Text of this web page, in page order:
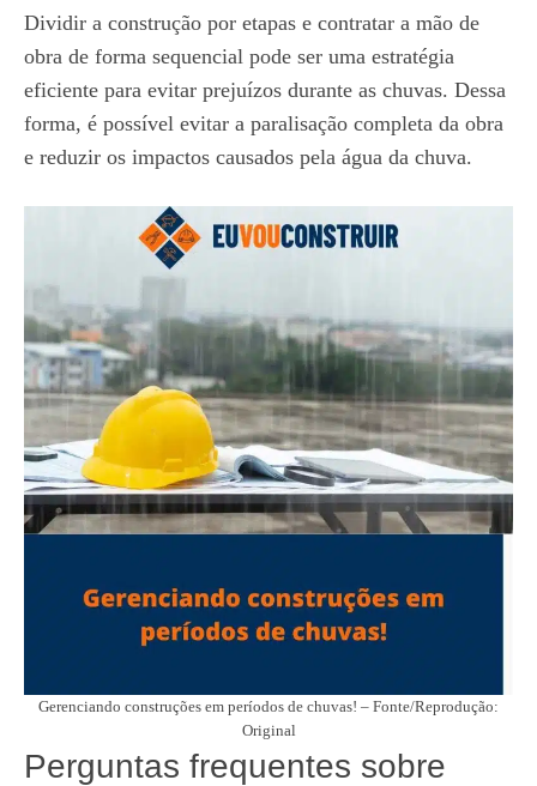
Dividir a construção por etapas e contratar a mão de
obra de forma sequencial pode ser uma estratégia
eficiente para evitar prejuízos durante as chuvas. Dessa
forma, é possível evitar a paralisação completa da obra
e reduzir os impactos causados pela água da chuva.
Gerenciando construções em períodos de chuvas! – Fonte/Reprodução:
Original
Perguntas frequentes sobre